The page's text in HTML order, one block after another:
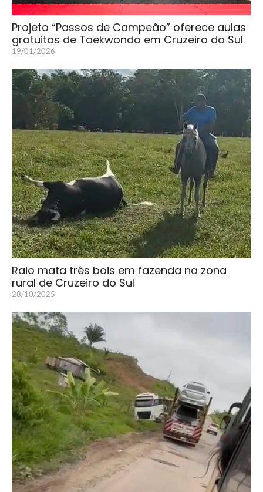
Projeto “Passos de Campeão” oferece aulas
gratuitas de Taekwondo em Cruzeiro do Sul
19/01/2026
Raio mata três bois em fazenda na zona
rural de Cruzeiro do Sul
28/10/2025